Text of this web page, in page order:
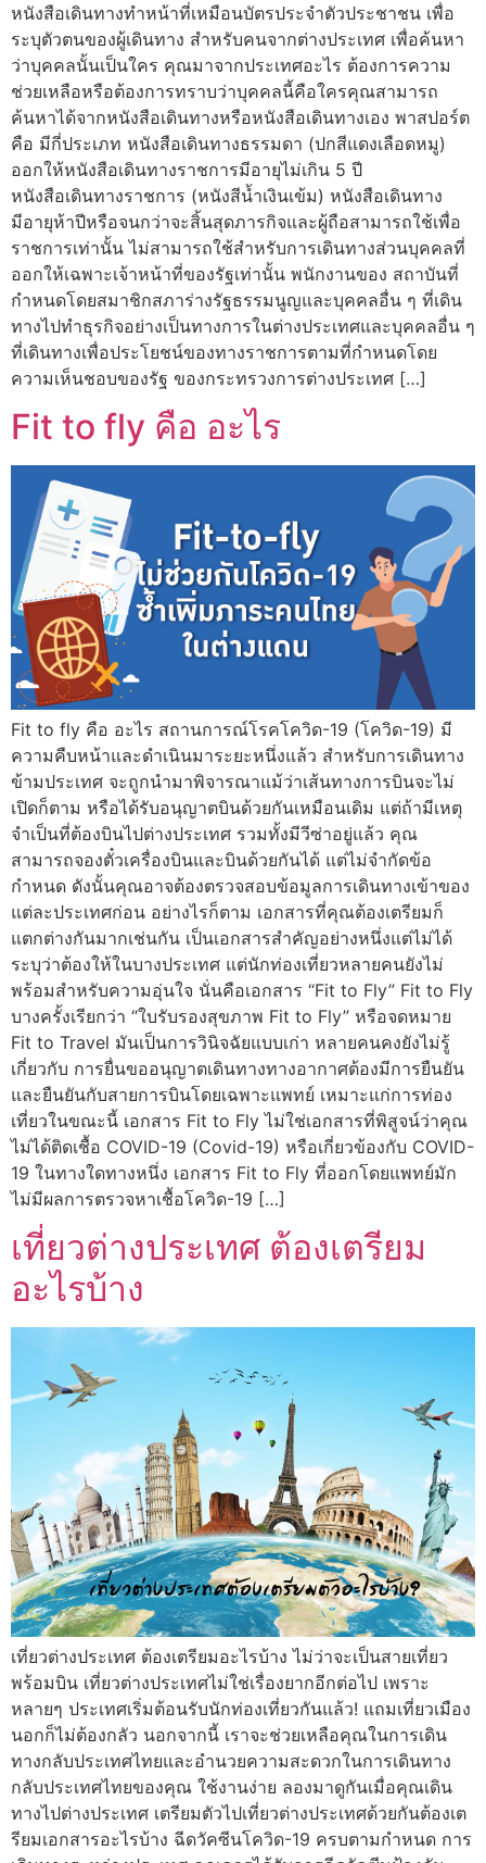
หนังสือเดินทางทำหน้าที่เหมือนบัตรประจำตัวประชาชน เพื่อ
ระบุตัวตนของผู้เดินทาง สำหรับคนจากต่างประเทศ เพื่อค้นหา
ว่าบุคคลนั้นเป็นใคร คุณมาจากประเทศอะไร ต้องการความ
ช่วยเหลือหรือต้องการทราบว่าบุคคลนี้คือใครคุณสามารถ
ค้นหาได้จากหนังสือเดินทางหรือหนังสือเดินทางเอง พาสปอร์ต
คือ มีกี่ประเภท หนังสือเดินทางธรรมดา (ปกสีแดงเลือดหมู)
ออกให้หนังสือเดินทางราชการมีอายุไม่เกิน 5 ปี
หนังสือเดินทางราชการ (หนังสีน้ำเงินเข้ม) หนังสือเดินทาง
มีอายุห้าปีหรือจนกว่าจะสิ้นสุดภารกิจและผู้ถือสามารถใช้เพื่อ
ราชการเท่านั้น ไม่สามารถใช้สำหรับการเดินทางส่วนบุคคลที่
ออกให้เฉพาะเจ้าหน้าที่ของรัฐเท่านั้น พนักงานของ สถาบันที่
กำหนดโดยสมาชิกสภาร่างรัฐธรรมนูญและบุคคลอื่น ๆ ที่เดิน
ทางไปทำธุรกิจอย่างเป็นทางการในต่างประเทศและบุคคลอื่น ๆ
ที่เดินทางเพื่อประโยชน์ของทางราชการตามที่กำหนดโดย
ความเห็นชอบของรัฐ ของกระทรวงการต่างประเทศ […]
Fit to fly คือ อะไร
Fit to fly คือ อะไร สถานการณ์โรคโควิด-19 (โควิด-19) มี
ความคืบหน้าและดำเนินมาระยะหนึ่งแล้ว สำหรับการเดินทาง
ข้ามประเทศ จะถูกนำมาพิจารณาแม้ว่าเส้นทางการบินจะไม่
เปิดก็ตาม หรือได้รับอนุญาตบินด้วยกันเหมือนเดิม แต่ถ้ามีเหตุ
จำเป็นที่ต้องบินไปต่างประเทศ รวมทั้งมีวีซ่าอยู่แล้ว คุณ
สามารถจองตั๋วเครื่องบินและบินด้วยกันได้ แต่ไม่จำกัดข้อ
กำหนด ดังนั้นคุณอาจต้องตรวจสอบข้อมูลการเดินทางเข้าของ
แต่ละประเทศก่อน อย่างไรก็ตาม เอกสารที่คุณต้องเตรียมก็
แตกต่างกันมากเช่นกัน เป็นเอกสารสำคัญอย่างหนึ่งแต่ไม่ได้
ระบุว่าต้องให้ในบางประเทศ แต่นักท่องเที่ยวหลายคนยังไม่
พร้อมสำหรับความอุ่นใจ นั่นคือเอกสาร “Fit to Fly” Fit to Fly
บางครั้งเรียกว่า “ใบรับรองสุขภาพ Fit to Fly” หรือจดหมาย
Fit to Travel มันเป็นการวินิจฉัยแบบเก่า หลายคนคงยังไม่รู้
เกี่ยวกับ การยื่นขออนุญาตเดินทางทางอากาศต้องมีการยืนยัน
และยืนยันกับสายการบินโดยเฉพาะแพทย์ เหมาะแก่การท่อง
เที่ยวในขณะนี้ เอกสาร Fit to Fly ไม่ใช่เอกสารที่พิสูจน์ว่าคุณ
ไม่ได้ติดเชื้อ COVID-19 (Covid-19) หรือเกี่ยวข้องกับ COVID-
19 ในทางใดทางหนึ่ง เอกสาร Fit to Fly ที่ออกโดยแพทย์มัก
ไม่มีผลการตรวจหาเชื้อโควิด-19 […]
เที่ยวต่างประเทศ ต้องเตรียม
อะไรบ้าง
เที่ยวต่างประเทศ ต้องเตรียมอะไรบ้าง ไม่ว่าจะเป็นสายเที่ยว
พร้อมบิน เที่ยวต่างประเทศไม่ใช่เรื่องยากอีกต่อไป เพราะ
หลายๆ ประเทศเริ่มต้อนรับนักท่องเที่ยวกันแล้ว! แถมเที่ยวเมือง
นอกก็ไม่ต้องกลัว นอกจากนี้ เราจะช่วยเหลือคุณในการเดิน
ทางกลับประเทศไทยและอำนวยความสะดวกในการเดินทาง
กลับประเทศไทยของคุณ ใช้งานง่าย ลองมาดูกันเมื่อคุณเดิน
ทางไปต่างประเทศ เตรียมตัวไปเที่ยวต่างประเทศด้วยกันต้องเต
รียมเอกสารอะไรบ้าง ฉีดวัคซีนโควิด-19 ครบตามกำหนด การ